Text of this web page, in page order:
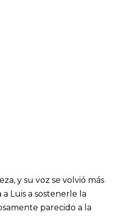
y su voz se volvió más
Luis a sostenerle la
parecido a la